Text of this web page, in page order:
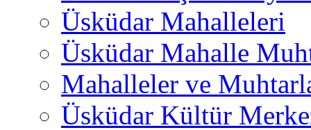
Üsküdar Mahalleleri
Üsküdar Mahalle
Mahalleler ve
Üsküdar Kültür